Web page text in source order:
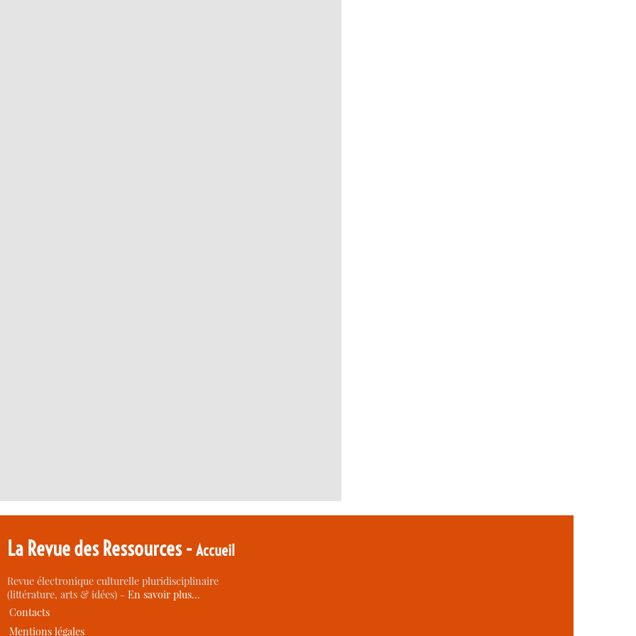
La Revue des Ressources -Accueil
Revue électronique culturelle pluridisciplinaire
(littérature, arts & idées) -En savoir plus…
Contacts
Mentions légales